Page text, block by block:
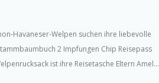
Havaneser-Welpen suchen ihre liebevolle
2 Impfungen Chip Reisepass
ist ihre Reisetasche Eltern Amel...